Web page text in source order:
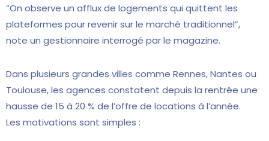
“On observe un afflux de logements qui quittent les
plateformes pour revenir sur le marché traditionnel”,
note un gestionnaire interrogé par le magazine.
Dans plusieurs grandes villes comme Rennes, Nantes ou
Toulouse, les agences constatent depuis la rentrée une
hausse de 15 à 20 % de l’offre de locations à l’année.
Les motivations sont simples :